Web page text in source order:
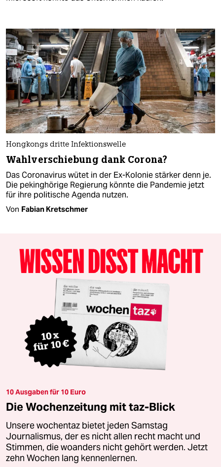
Hongkongs dritte Infektionswelle
Wahlverschiebung dank Corona?
Das Coronavirus wütet in der Ex-Kolonie stärker denn je.
Die pekinghörige Regierung könnte die Pandemie jetzt
für ihre politische Agenda nutzen.
Von Fabian Kretschmer
10 Ausgaben für 10 Euro
Die Wochenzeitung mit taz-Blick
Unsere wochentaz bietet jeden Samstag
Journalismus, der es nicht allen recht macht und
Stimmen, die woanders nicht gehört werden. Jetzt
zehn Wochen lang kennenlernen.